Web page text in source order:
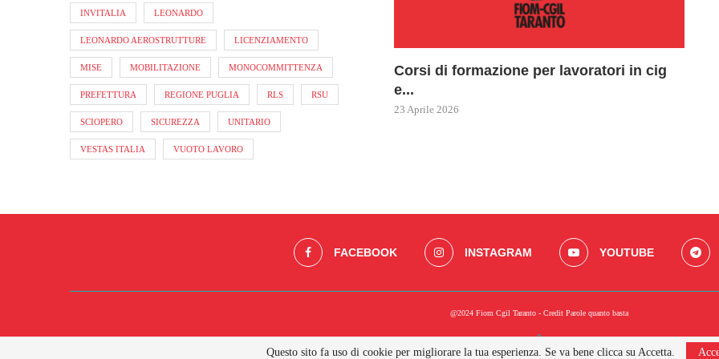
INVITALIA LEONARDO
LEONARDO AEROSTRUTTURE LICENZIAMENTO
MISE MOBILITAZIONE MONOCOMMITTENZA
PREFETTURA REGIONE PUGLIA RLS RSU
SCIOPERO SICUREZZA UNITARIO
VESTAS ITALIA VUOTO LAVORO
Corsi di formazione per lavoratori in cig
e...
23 Aprile 2026
FACEBOOK INSTAGRAM YOUTUBE
@2024 Fiom Cgil Taranto - Credit Parole quanto basta
BACK TO TOP
Questo sito fa uso di cookie per migliorare la tua esperienza. Se va bene clicca su Accetta.